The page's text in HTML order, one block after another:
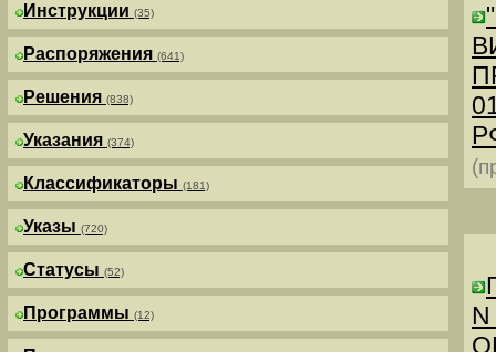
Инструкции (35)
Распоряжения (641)
Решения (838)
Указания (374)
Классификаторы (181)
Указы (720)
Статусы (52)
Программы (12)